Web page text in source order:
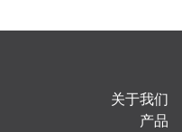
关于我们
产品